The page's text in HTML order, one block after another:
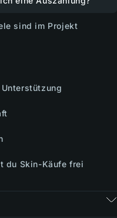
sind im Projekt
du Skin-Käufe frei